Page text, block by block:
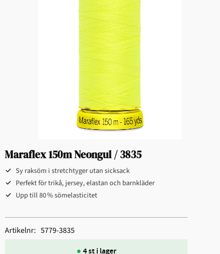
Maraflex 150m Neongul / 3835
Sy raksöm i stretchtyger utan sicksack
Perfekt för trikå, jersey, elastan och barnkläder
Upp till 80 % sömelasticitet
4 st i lager
Artikelnr 5779-3835